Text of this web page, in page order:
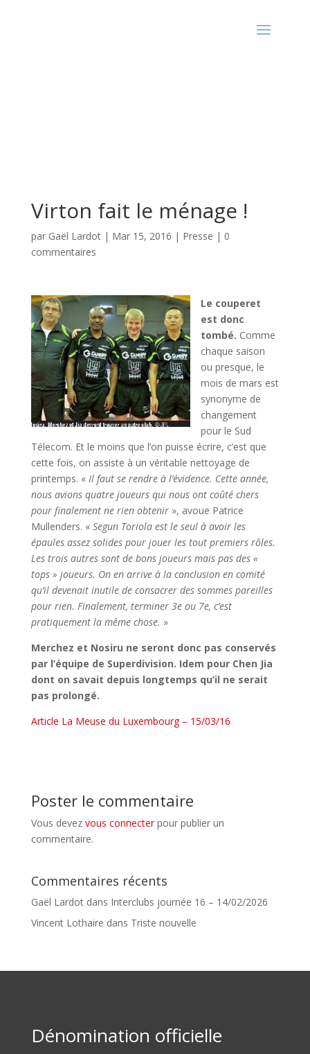
Virton fait le ménage !
par Gaël Lardot| Mar 15, 2016 | Presse | 0
commentaires
Le couperet
est donc
tombé. Comme
chaque saison
ou presque, le
mois de mars est
synonyme de
changement
pour le Sud
Télecom. Et le moins que l’on puisse écrire, c’est que
cette fois, on assiste à un véritable nettoyage de
printemps. « Il faut se rendre à l’évidence. Cette année,
nous avions quatre joueurs qui nous ont coûté chers
pour finalement ne rien obtenir », avoue Patrice
Mullenders. « Segun Toriola est le seul à avoir les
épaules assez solides pour jouer les tout premiers rôles.
Les trois autres sont de bons joueurs mais pas des «
tops » joueurs. On en arrive à la conclusion en comité
qu’il devenait inutile de consacrer des sommes pareilles
pour rien. Finalement, terminer 3e ou 7e, c’est
pratiquement la même chose. »
Merchez et Nosiru ne seront donc pas conservés
par l’équipe de Superdivision. Idem pour Chen Jia
dont on savait depuis longtemps qu’il ne serait
pas prolongé.
Article La Meuse du Luxembourg – 15/03/16
Poster le commentaire
Vous devez vous connecterpour publier un
commentaire.
Commentaires récents
Gaël Lardotdans Interclubs journée 16 – 14/02/2026
Vincent Lothaire dans Triste nouvelle
Dénomination officielle